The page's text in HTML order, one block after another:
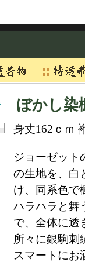
ぼかし染
身丈162ｃｍ
ジョーゼット
の生地を、白
け、同系色で
ハラハラと舞
で、全体に透
所々に銀駒刺
スマートにお